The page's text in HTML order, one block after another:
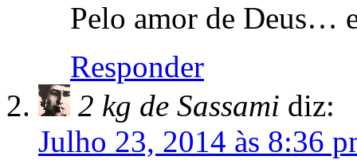
Pelo amor de Deus…
Responder
2 kg de Sassami diz:
Julho 23, 2014 às 8:36